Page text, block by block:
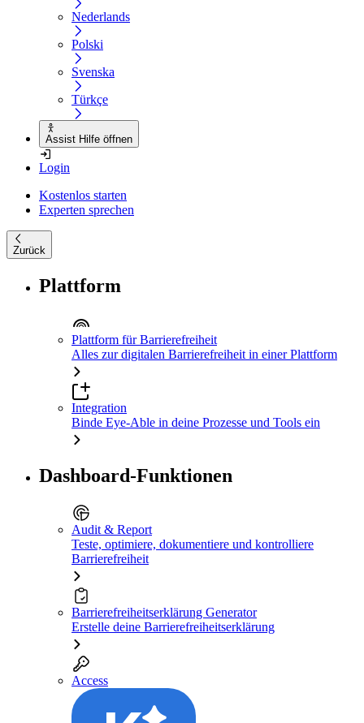
Nederlands
Polski
Svenska
Türkçe
Assist Hilfe öffnen
Login
Kostenlos starten
Experten sprechen
Zurück
Plattform
Plattform für Barrierefreiheit
Alles zur digitalen Barrierefreiheit in einer Plattform
Integration
Binde Eye-Able in deine Prozesse und Tools ein
Dashboard-Funktionen
Audit & Report
Teste, optimiere, dokumentiere und kontrolliere
Barrierefreiheit
Barrierefreiheitserklärung Generator
Erstelle deine Barrierefreiheitserklärung
Access